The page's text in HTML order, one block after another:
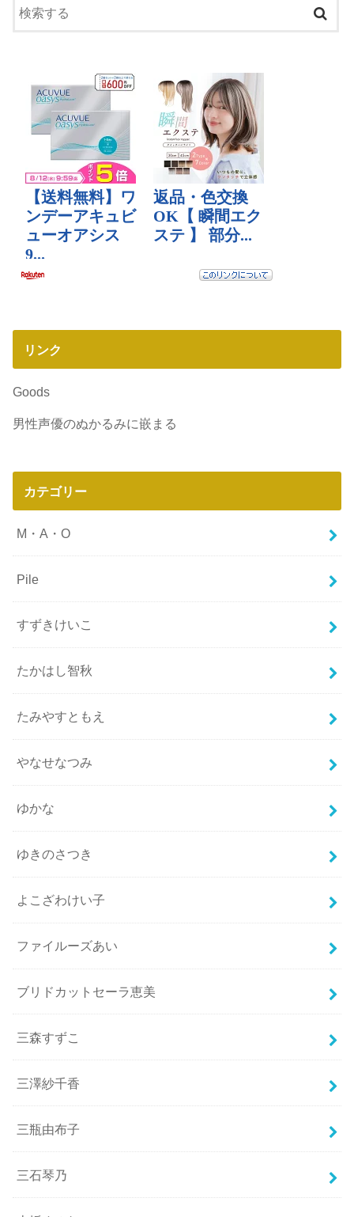
リンク
Goods
男性声優のぬかるみに嵌まる
カテゴリー
M・A・O
Pile
すずきけいこ
たかはし智秋
たみやすともえ
やなせなつみ
ゆかな
ゆきのさつき
よこざわけい子
ファイルーズあい
ブリドカットセーラ恵美
三森すずこ
三澤紗千香
三瓶由布子
三石琴乃